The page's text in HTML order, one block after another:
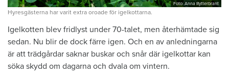
Foto: Anna Rytterbrant
Hyresgästerna har varit extra oroade för igelkottarna.
Igelkotten blev fridlyst under 70-talet, men återhämtade sig
sedan. Nu blir de dock färre igen. Och en av anledningarna
är att trädgårdar saknar buskar och snår där igelkottar kan
söka skydd om dagarna och dvala om vintern.